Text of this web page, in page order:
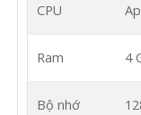
CPU
Ram 4
Bộ nhớ